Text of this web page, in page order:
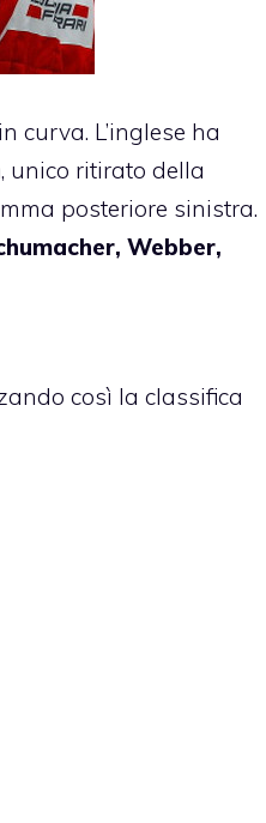
curva. L’inglese ha
, unico ritirato della
posteriore sinistra.
Webber,
così la classifica